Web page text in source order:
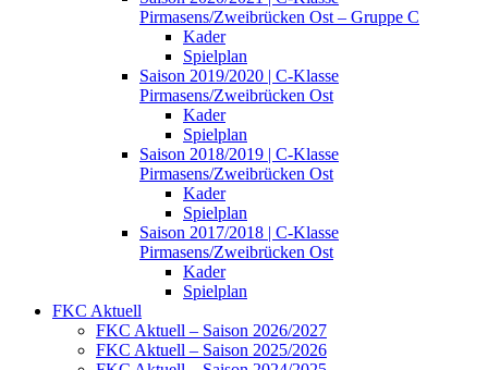
Pirmasens/Zweibrücken Ost – Gruppe C
Kader
Spielplan
Saison 2019/2020 | C-Klasse
Pirmasens/Zweibrücken Ost
Kader
Spielplan
Saison 2018/2019 | C-Klasse
Pirmasens/Zweibrücken Ost
Kader
Spielplan
Saison 2017/2018 | C-Klasse
Pirmasens/Zweibrücken Ost
Kader
Spielplan
FKC Aktuell
FKC Aktuell – Saison 2026/2027
FKC Aktuell – Saison 2025/2026